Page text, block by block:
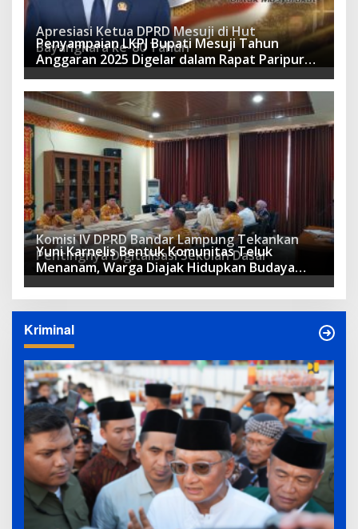
Apresiasi Ketua DPRD Mesuji di Hut
Bayangkara ke-80 Tahun
Penyampaian LKPJ Bupati Mesuji Tahun
Anggaran 2025 Digelar dalam Rapat Paripurna
DPRD
Komisi IV DPRD Bandar Lampung Tekankan
Pentingnya Digitalisasi Sekolah Dasar
Yuni Karnelis Bentuk Komunitas Teluk
Menanam, Warga Diajak Hidupkan Budaya
Tanam
Kriminal